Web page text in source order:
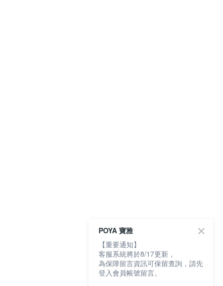
POYA 寶雅
【重要通知】
客服系統將於8/17更新，
為保障留言資訊可保留查詢，請先
登入會員帳號留言。